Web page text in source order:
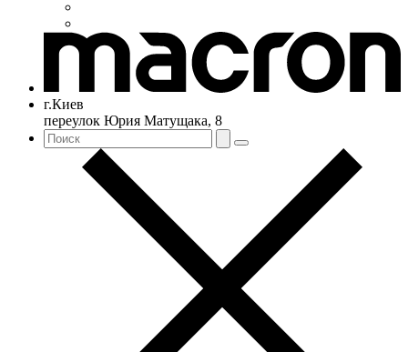
г.Киев
переулок Юрия Матущака, 8